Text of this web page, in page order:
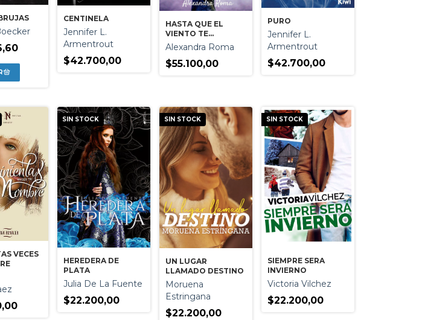
CENTINELA
Jennifer L.
Armentrout
$42.700,00
HASTA QUE EL
VIENTO TE
DEVUELVA LA
SONRISA
Alexandra Roma
$55.100,00
PURO
Jennifer L.
Armentrout
$42.700,00
VECES
SIN STOCK
HEREDERA DE
PLATA
Julia De La Fuente
$22.200,00
SIN STOCK
UN LUGAR
LLAMADO DESTINO
Moruena
Estringana
$22.200,00
SIN STOCK
SIEMPRE SERA
INVIERNO
Victoria Vilchez
$22.200,00